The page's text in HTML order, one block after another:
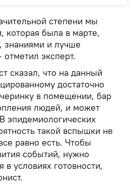
степени мы
которая была в марте,
знаниями и лучше
эксперт.
сказал, что на данный
достаточно
в помещении, бар
людей, и может
эпидемиологических
такой вспышки не
равно есть. Чтобы
событий, нужно
в условиях готовности,